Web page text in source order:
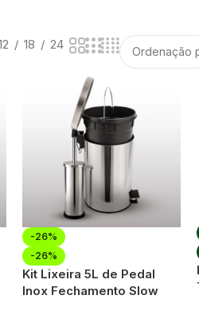
18 24
-26%
-26%
Kit Lixeira 5L de Pedal
Inox Fechamento Slow